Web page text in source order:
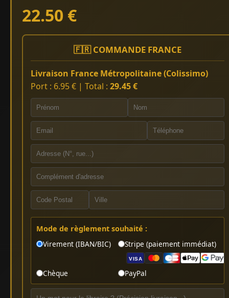
22.50 €
🇫🇷 COMMANDE FRANCE
Livraison France Métropolitaine (Colissimo)
Port : 6.95 € | Total : 29.45 €
Mode de règlement souhaité :
Virement (IBAN/BIC)
Stripe (paiement immédiat)
VISA
Chèque PayPal